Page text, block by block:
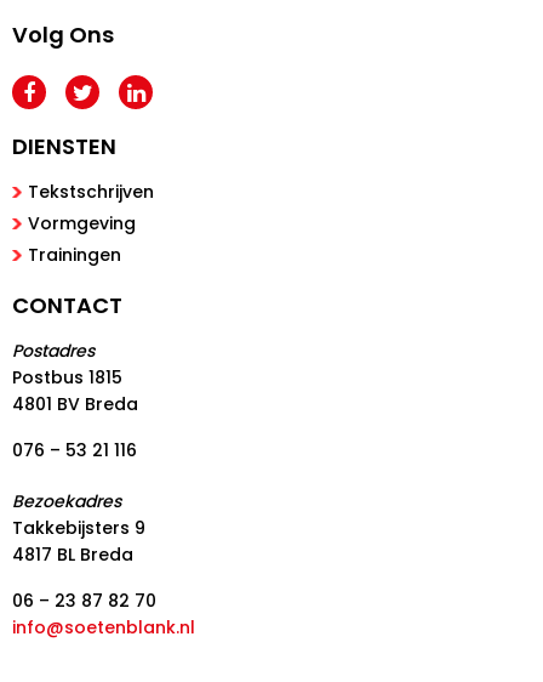
Volg Ons
DIENSTEN
Tekstschrijven
Vormgeving
Trainingen
CONTACT
Postadres
Postbus 1815
4801 BV Breda
076 – 53 21 116
Bezoekadres
Takkebijsters 9
4817 BL Breda
06 – 23 87 82 70
info@soetenblank.nl